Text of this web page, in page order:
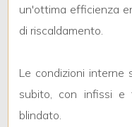
un'ottima efficienza
di riscaldamento.
Le condizioni interne
subito, con infissi e
blindato.
5
Bagni
minimi